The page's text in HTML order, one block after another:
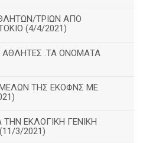
ΤΡΙΩΝ ΑΠΟ
(4/4/2021)
ΑΘΛΗΤΕΣ .ΤΑ ΟΝΟΜΑΤΑ
ΤΗΣ ΕΚΟΦΝΣ ΜΕ
ΕΚΛΟΓΙΚΗ ΓΕΝΙΚΗ
3/2021)